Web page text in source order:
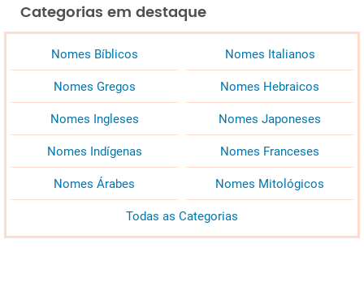
Categorias em destaque
Nomes Bíblicos Nomes Italianos
Nomes Gregos Nomes Hebraicos
Nomes Ingleses Nomes Japoneses
Nomes Indígenas Nomes Franceses
Nomes Árabes Nomes Mitológicos
Todas as Categorias